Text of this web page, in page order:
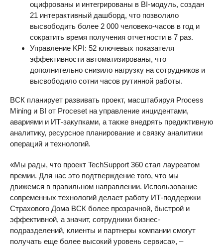
оцифрованы и интегрированы в BI-модуль, создан
21 интерактивный дашборд, что позволило
высвободить более 2 000 человеко-часов в год и
сократить время получения отчетности в 7 раз.
Управление KPI: 52 ключевых показателя
эффективности автоматизированы, что
дополнительно снизило нагрузку на сотрудников и
высвободило сотни часов рутинной работы.
ВСК планирует развивать проект, масштабируя Process
Mining и BI от Proceset на управление инцидентами,
авариями и ИТ-закупками, а также внедрять предиктивную
аналитику, ресурсное планирование и связку аналитики
операций и технологий.
«Мы рады, что проект TechSupport 360 стал лауреатом
премии. Для нас это подтверждение того, что мы
движемся в правильном направлении. Использование
современных технологий делает работу ИТ-поддержки
Страхового Дома ВСК более прозрачной, быстрой и
эффективной, а значит, сотрудники бизнес-
подразделений, клиенты и партнеры компании смогут
получать еще более высокий уровень сервиса», –